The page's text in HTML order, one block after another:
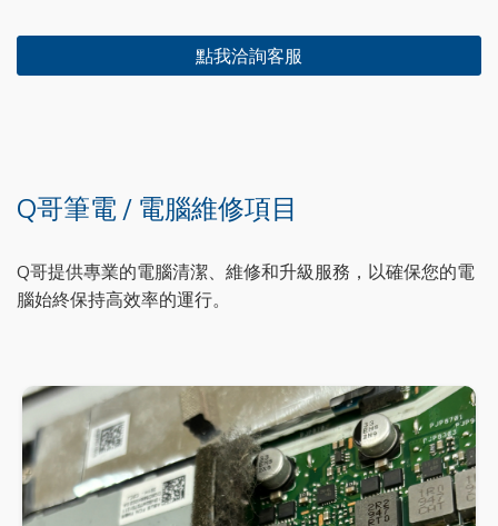
點我洽詢客服
Q哥筆電 / 電腦維修項目
Q哥提供專業的電腦清潔、維修和升級服務，以確保您的電
腦始終保持高效率的運行。